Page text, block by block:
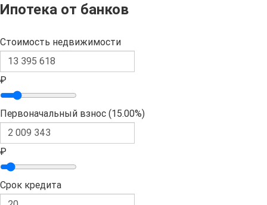
Ипотека от банков
Стоимость недвижимости
₽
Первоначальный взнос (15.00%)
₽
Срок кредита